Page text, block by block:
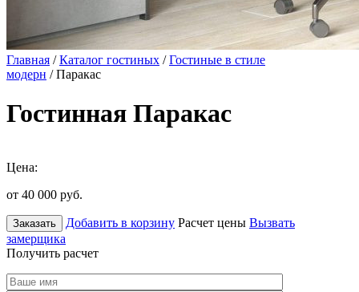
Главная /Каталог гостиных /Гостиные в стиле
модерн / Паракас
Гостинная Паракас
Цена:
от 40 000 руб.
Заказать Добавить в корзину Расчет цены Вызвать
замерщика
Получить расчет